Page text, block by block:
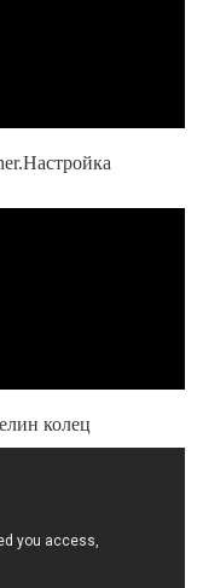
колец